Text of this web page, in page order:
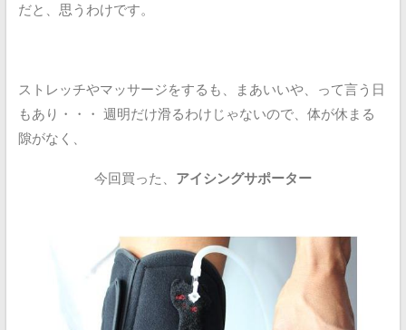
だと、思うわけです。
ストレッチやマッサージをするも、まあいいや、って言う日
もあり・・・ 週明だけ滑るわけじゃないので、体が休まる
隙がなく、
今回買った、 アイシングサポーター